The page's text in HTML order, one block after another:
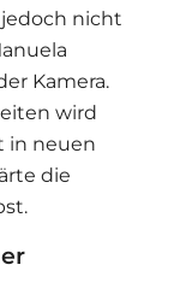
jedoch nicht
Kamera.
wird
in neuen
die